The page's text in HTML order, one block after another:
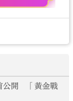
公開 「黃金戰